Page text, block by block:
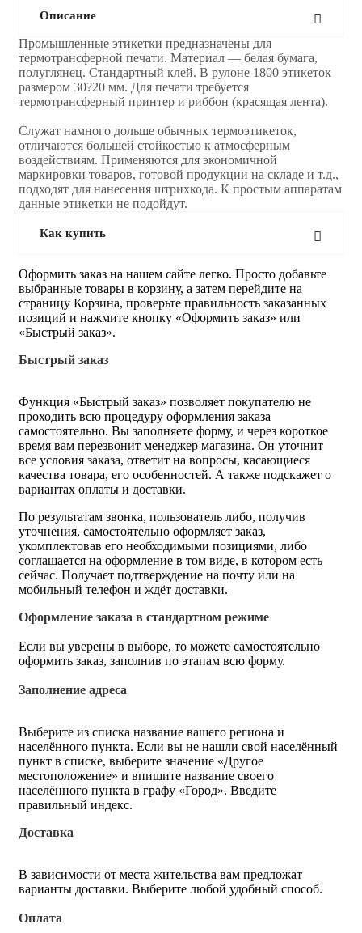
Описание
Промышленные этикетки предназначены для
термотрансферной печати. Материал — белая бумага,
полуглянец. Стандартный клей. В рулоне 1800 этикеток
размером 30?20 мм. Для печати требуется
термотрансферный принтер и риббон (красящая лента).
Служат намного дольше обычных термоэтикеток,
отличаются большей стойкостью к атмосферным
воздействиям. Применяются для экономичной
маркировки товаров, готовой продукции на складе и т.д.,
подходят для нанесения штрихкода. К простым аппаратам
данные этикетки не подойдут.
Как купить
Оформить заказ на нашем сайте легко. Просто добавьте
выбранные товары в корзину, а затем перейдите на
страницу Корзина, проверьте правильность заказанных
позиций и нажмите кнопку «Оформить заказ» или
«Быстрый заказ».
Быстрый заказ
Функция «Быстрый заказ» позволяет покупателю не
проходить всю процедуру оформления заказа
самостоятельно. Вы заполняете форму, и через короткое
время вам перезвонит менеджер магазина. Он уточнит
все условия заказа, ответит на вопросы, касающиеся
качества товара, его особенностей. А также подскажет о
вариантах оплаты и доставки.
По результатам звонка, пользователь либо, получив
уточнения, самостоятельно оформляет заказ,
укомплектовав его необходимыми позициями, либо
соглашается на оформление в том виде, в котором есть
сейчас. Получает подтверждение на почту или на
мобильный телефон и ждёт доставки.
Оформление заказа в стандартном режиме
Если вы уверены в выборе, то можете самостоятельно
оформить заказ, заполнив по этапам всю форму.
Заполнение адреса
Выберите из списка название вашего региона и
населённого пункта. Если вы не нашли свой населённый
пункт в списке, выберите значение «Другое
местоположение» и впишите название своего
населённого пункта в графу «Город». Введите
правильный индекс.
Доставка
В зависимости от места жительства вам предложат
варианты доставки. Выберите любой удобный способ.
Оплата